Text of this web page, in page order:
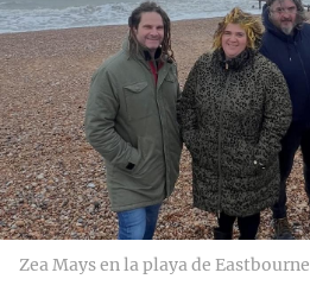
Zea Mays en la playa de Eastbourne